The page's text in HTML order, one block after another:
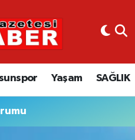
Yaşam SAĞLIK